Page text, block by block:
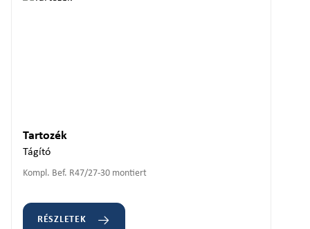
Tartozék
Tágító
Kompl. Bef. R47/27-30 montiert
RÉSZLETEK